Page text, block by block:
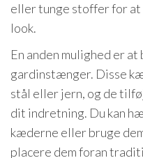
eller tunge stoffer for
look.
En anden mulighed er
gardinstænger. Disse
stål eller jern, og de
dit indretning. Du kan
kæderne eller bruge
placere dem foran